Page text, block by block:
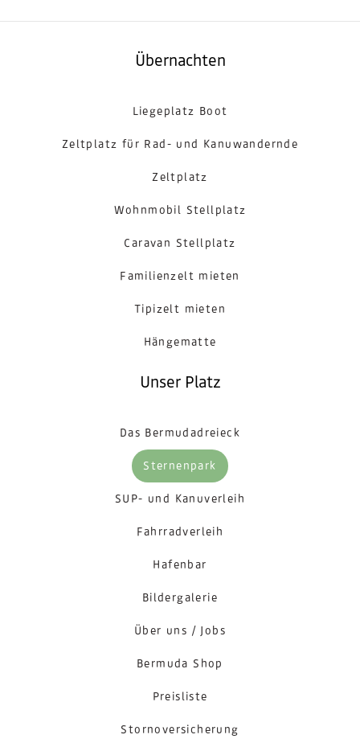
Übernachten
Liegeplatz Boot
Zeltplatz für Rad- und Kanuwandernde
Zeltplatz
Wohnmobil Stellplatz
Caravan Stellplatz
Familienzelt mieten
Tipizelt mieten
Hängematte
Unser Platz
Das Bermudadreieck
Sternenpark
SUP- und Kanuverleih
Fahrradverleih
Hafenbar
Bildergalerie
Über uns / Jobs
Bermuda Shop
Preisliste
Stornoversicherung